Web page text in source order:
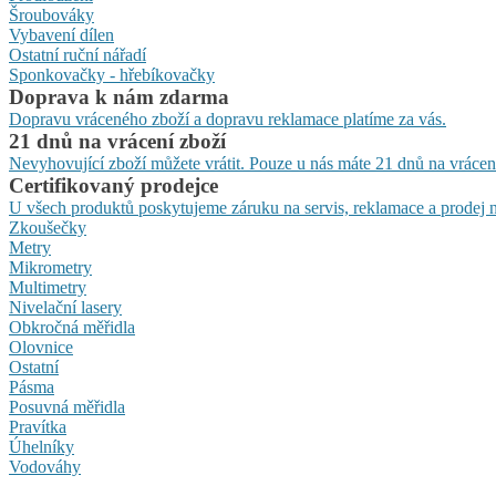
Šroubováky
Vybavení dílen
Ostatní ruční nářadí
Sponkovačky - hřebíkovačky
Doprava k nám zdarma
Dopravu vráceného zboží a dopravu reklamace platíme za vás.
21 dnů na vrácení zboží
Nevyhovující zboží můžete vrátit. Pouze u nás máte 21 dnů na
Certifikovaný prodejce
U všech produktů poskytujeme záruku na servis, reklamace a prodej
Zkoušečky
Metry
Mikrometry
Multimetry
Nivelační lasery
Obkročná měřidla
Olovnice
Ostatní
Pásma
Posuvná měřidla
Pravítka
Úhelníky
Vodováhy